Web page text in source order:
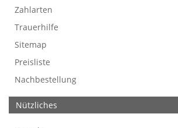
Zahlarten
Trauerhilfe
Sitemap
Preisliste
Nachbestellung
Nützliches